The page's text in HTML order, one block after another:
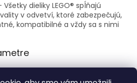
dieliky LEGO® spĺňajú
v odvetví, ktoré zabezpečujú,
kompatibilné a vždy sa s nimi